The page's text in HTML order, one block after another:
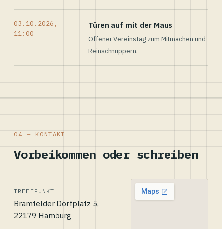
03.10.2026,
11:00
Türen auf mit der Maus
Offener Vereinstag zum Mitmachen und
Reinschnuppern.
04 — KONTAKT
Vorbeikommen oder schreiben
TREFFPUNKT
Bramfelder Dorfplatz 5,
22179 Hamburg